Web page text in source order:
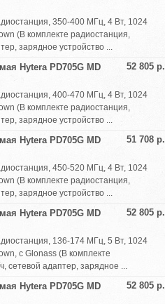
350-400 МГц, 4 Вт, 1024
(В комплекте радиостанция,
зарядное устройство ...
52 805 р.
Hytera PD705G MD
400-470 МГц, 4 Вт, 1024
(В комплекте радиостанция,
зарядное устройство ...
51 708 р.
Hytera PD705G MD
450-520 МГц, 4 Вт, 1024
(В комплекте радиостанция,
зарядное устройство ...
52 805 р.
Hytera PD705G MD
136-174 МГц, 5 Вт, 1024
с Glonass (В комплекте
сетевой адаптер, зарядное ...
52 805 р.
Hytera PD705G MD